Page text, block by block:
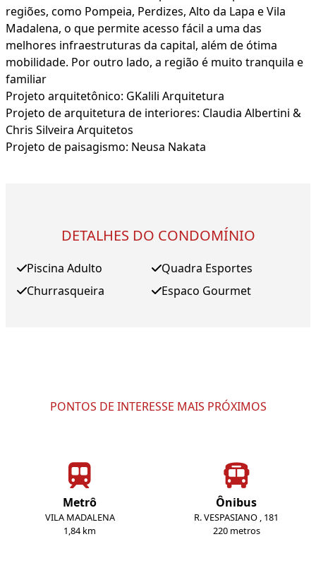
regiões, como Pompeia, Perdizes, Alto da Lapa e Vila
Madalena, o que permite acesso fácil a uma das
melhores infraestruturas da capital, além de ótima
mobilidade. Por outro lado, a região é muito tranquila e
familiar
Projeto arquitetônico: GKalili Arquitetura
Projeto de arquitetura de interiores: Claudia Albertini &
Chris Silveira Arquitetos
Projeto de paisagismo: Neusa Nakata
DETALHES DO CONDOMÍNIO
Piscina Adulto
Churrasqueira
Quadra Esportes
Espaco Gourmet
PONTOS DE INTERESSE MAIS PRÓXIMOS
Metrô
VILA MADALENA
1,84 km
Ônibus
R. VESPASIANO , 181
220 metros